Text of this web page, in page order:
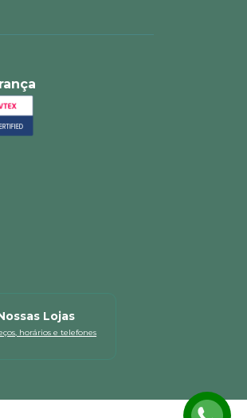
Lojas
horários e telefones